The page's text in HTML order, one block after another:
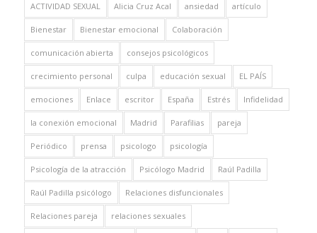
ACTIVIDAD SEXUAL Alicia Cruz Acal ansiedad artículo
Bienestar Bienestar emocional Colaboración
comunicación abierta consejos psicológicos
crecimiento personal culpa educación sexual EL PAÍS
emociones Enlace escritor España Estrés Infidelidad
la conexión emocional Madrid Parafilias pareja
Periódico prensa psicologo psicología
Psicología de la atracción Psicólogo Madrid Raúl Padilla
Raúl Padilla psicólogo Relaciones disfuncionales
Relaciones pareja relaciones sexuales